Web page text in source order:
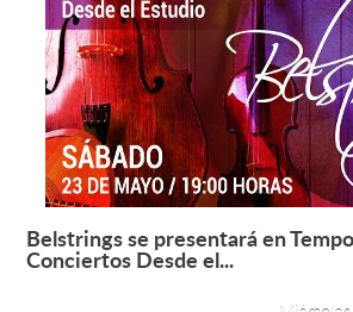
Belstrings se presentará en
Conciertos Desde el...